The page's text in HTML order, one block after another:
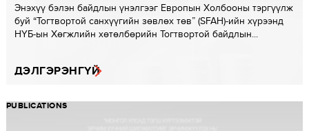
Энэхүү бэлэн байдлын үнэлгээг Европын Холбооны тэргүүлж
буй “Тогтвортой санхүүгийн зөвлөх төв” (SFAH)-ийн хүрээнд
НҮБ-ын Хөгжлийн хөтөлбөрийн Тогтвортой байдлын...
ДЭЛГЭРЭНГҮЙ
PUBLICATIONS